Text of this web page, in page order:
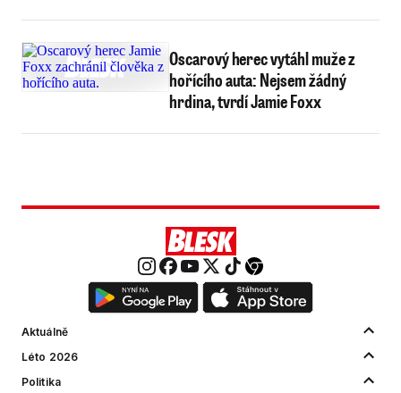
Oscarový herec vytáhl muže z
hořícího auta: Nejsem žádný
hrdina, tvrdí Jamie Foxx
Aktuálně
Léto 2026
Politika